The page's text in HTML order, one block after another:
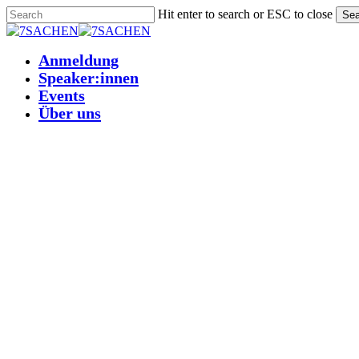
Skip
to
content
Hit enter to search or ESC to close
Close
Menu
Anmeldung
Speaker:innen
Events
Über uns